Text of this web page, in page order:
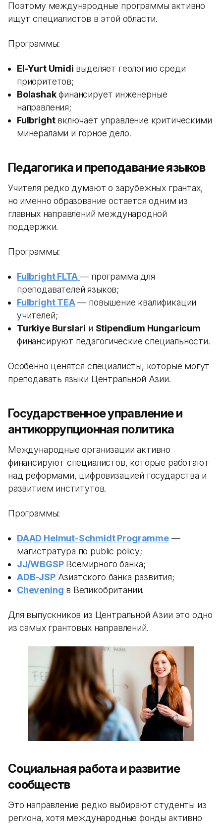
Поэтому международные программы активно
ищут специалистов в этой области.
Программы:
El-Yurt Umidi выделяет геологию среди
приоритетов;
Bolashakфинансирует инженерные
направления;
Fulbrightвключает управление критическими
минералами и горное дело.
Педагогика и преподавание языков
Учителя редко думают о зарубежных грантах,
но именно образование остается одним из
главных направлений международной
поддержки.
Программы:
Fulbright FLTA — программа для
преподавателей языков;
Fulbright TEA— повышение квалификации
учителей;
Turkiye Burslari и Stipendium Hungaricum
финансируют педагогические специальности.
Особенно ценятся специалисты, которые могут
преподавать языки Центральной Азии.
Государственное управление и
антикоррупционная политика
Международные организации активно
финансируют специалистов, которые работают
над реформами, цифровизацией государства и
развитием институтов.
Программы:
DAAD Helmut-Schmidt Programme—
магистратура по public policy;
JJ/WBGSP Всемирного банка;
ADB-JSPАзиатского банка развития;
Chevening в Великобритании.
Для выпускников из Центральной Азии это одно
из самых грантовых направлений.
Социальная работа и развитие
сообществ
Это направление редко выбирают студенты из
региона, хотя международные фонды активно